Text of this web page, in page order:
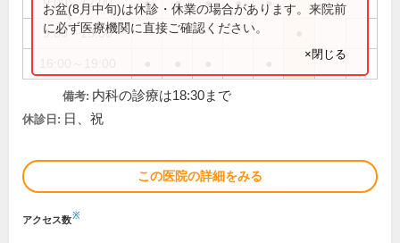
9:00～13:00
お盆(8月中旬)は休診・休業の場合があります。来院前
に必ず医療機関に直接ご確認ください。
×閉じる
備考: 内科の診療は18:30まで
休診日: 日、祝
この医院の詳細をみる
アクセス数※